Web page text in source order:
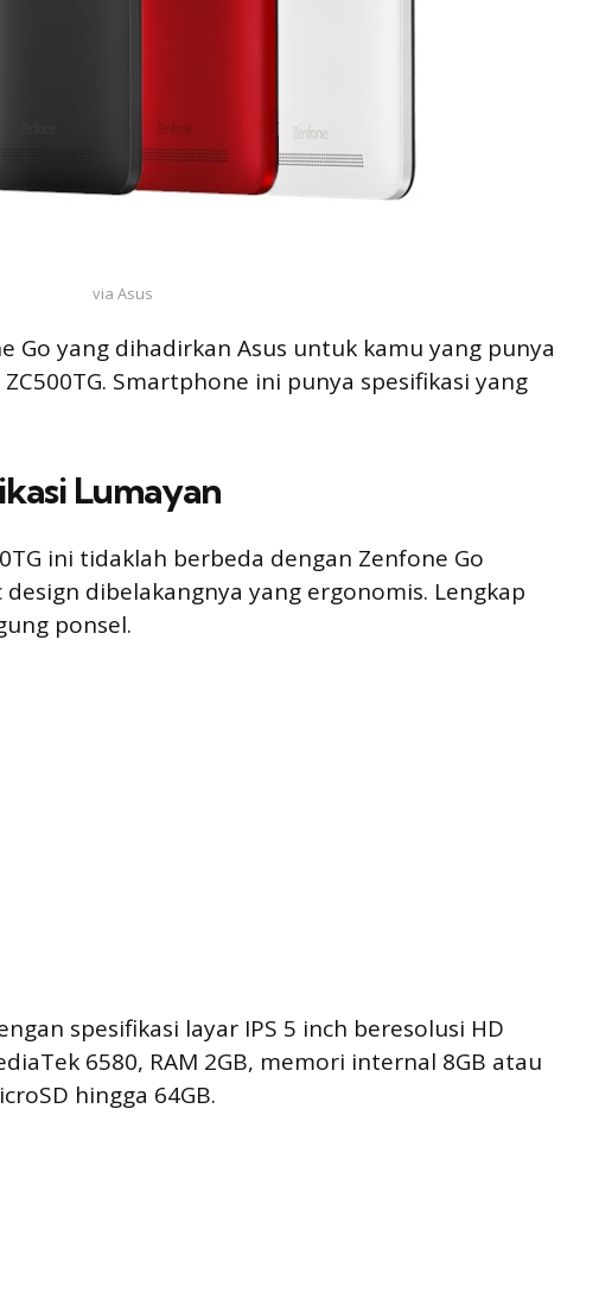
via Asus
Go yang dihadirkan Asus untuk kamu yang punya
Smartphone ini punya spesifikasi yang
Lumayan
ini tidaklah berbeda dengan Zenfone Go
dibelakangnya yang ergonomis. Lengkap
ponsel.
spesifikasi layar IPS 5 inch beresolusi HD
6580, RAM 2GB, memori internal 8GB atau
hingga 64GB.